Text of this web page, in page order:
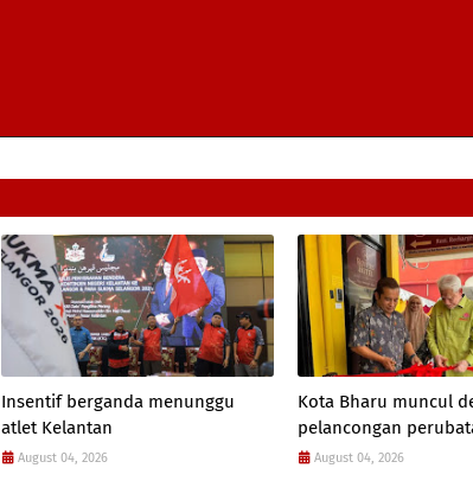
Insentif berganda menunggu
atlet Kelantan
August 04, 2026
Kota Bharu muncul
pelancongan
August 04, 2026